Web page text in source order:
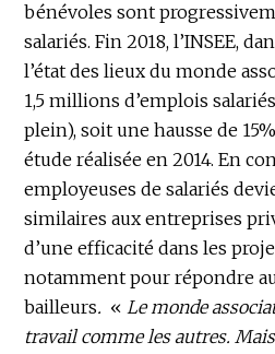
bénévoles sont
salariés. Fin 2018, l’INSEE,
l’état des lieux du monde
1,5 millions d’emplois
plein), soit une hausse de
étude réalisée en 2014. En
employeuses de salariés
similaires aux entreprises
d’une efficacité dans les
notamment pour répondre
bailleurs. «Le monde
travail comme les autres.